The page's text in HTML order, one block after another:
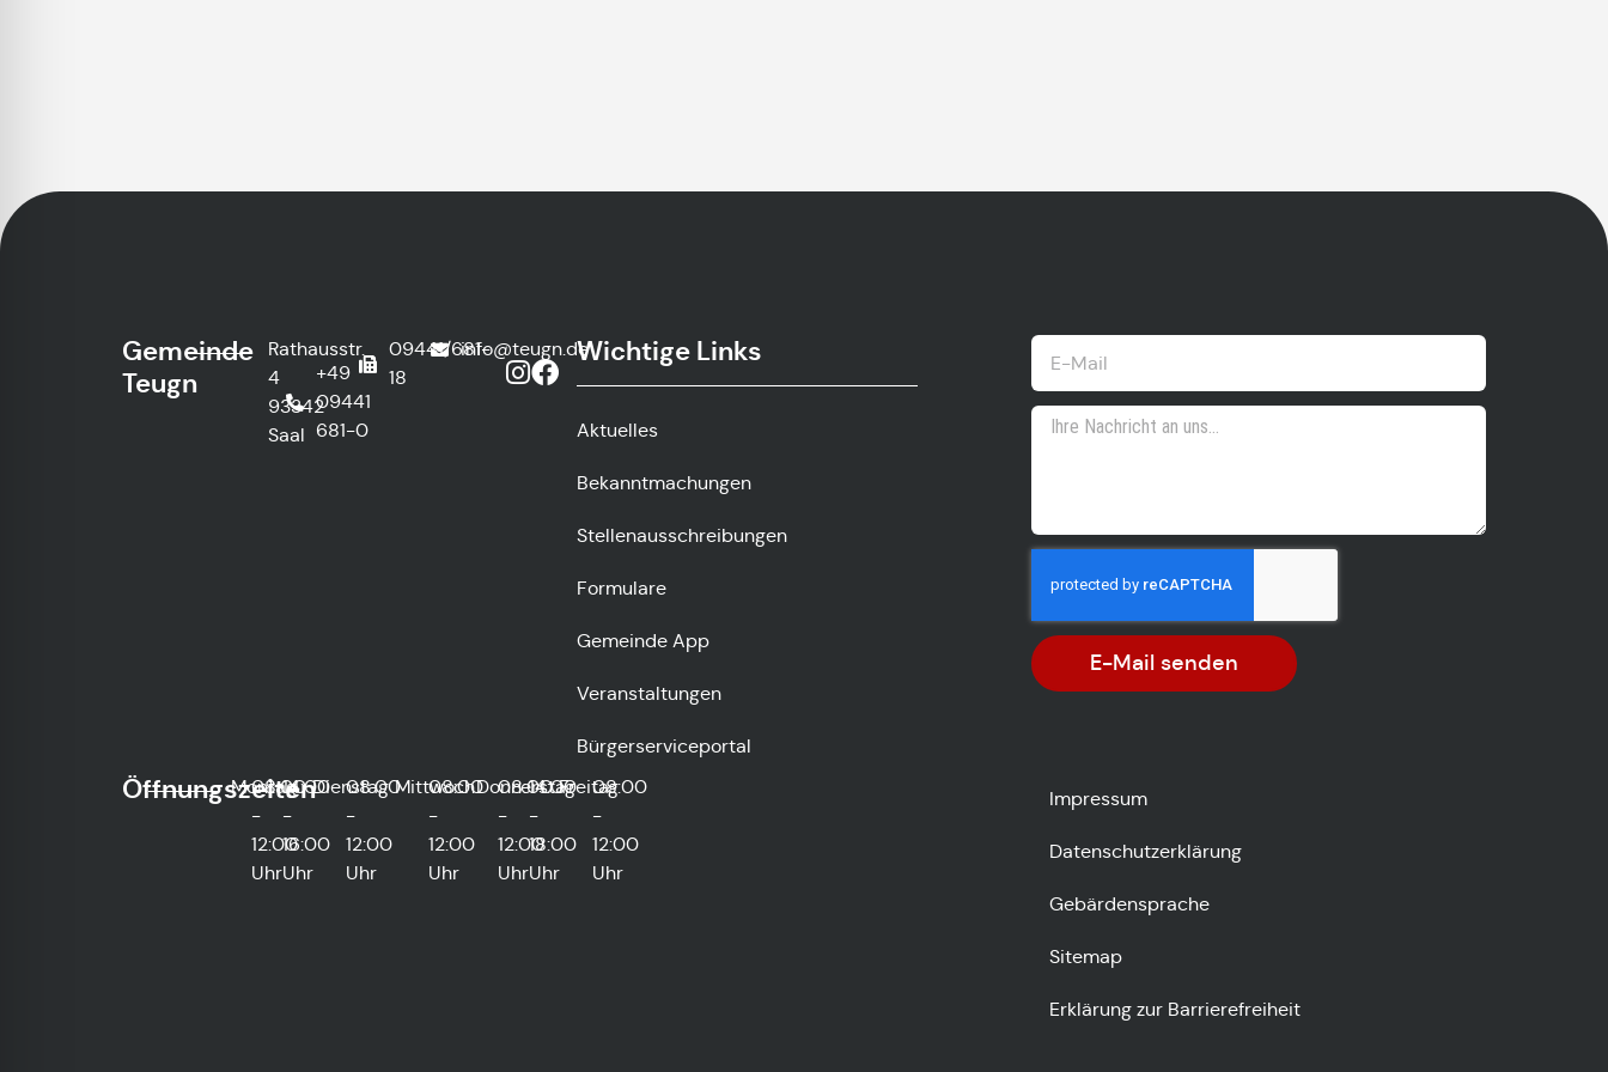
Gemeinde
Teugn
Rathausstr.
4
93342
Saal
+49
09441
681-0
09441/681-
18
info@teugn.deWichtige Links
Aktuelles
Bekanntmachungen
Stellenausschreibungen
Formulare
Gemeinde App
Veranstaltungen
Bürgerserviceportal
E-Mail senden
Öffnungszeiten
Montag
08:00
-
12:00
Uhr
14:00
-
16:00
Uhr
Dienstag
08:00
-
12:00
Uhr
Mittwoch
08:00
-
12:00
Uhr
Donnerstag
08:00
-
12:00
Uhr
14:00
-
18:00
Uhr
Freitag08:00
-
12:00
Uhr
Impressum
Datenschutzerklärung
Gebärdensprache
Sitemap
Erklärung zur Barrierefreiheit